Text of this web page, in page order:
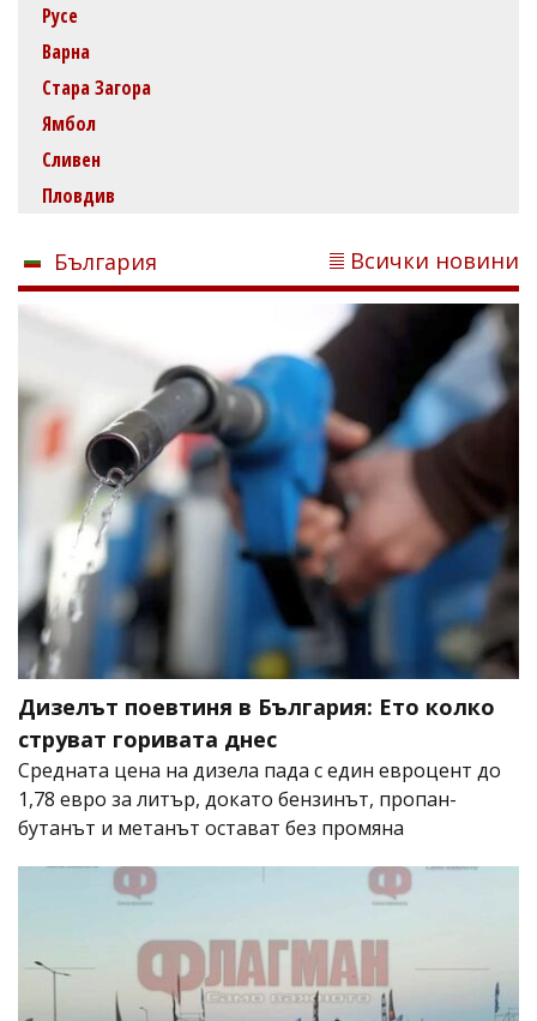
Русе
Варна
Стара Загора
Ямбол
Сливен
Пловдив
България Всички новини
Дизелът поевтиня в България: Ето колко
струват горивата днес
Средната цена на дизела пада с един евроцент до
1,78 евро за литър, докато бензинът, пропан-
бутанът и метанът остават без промяна